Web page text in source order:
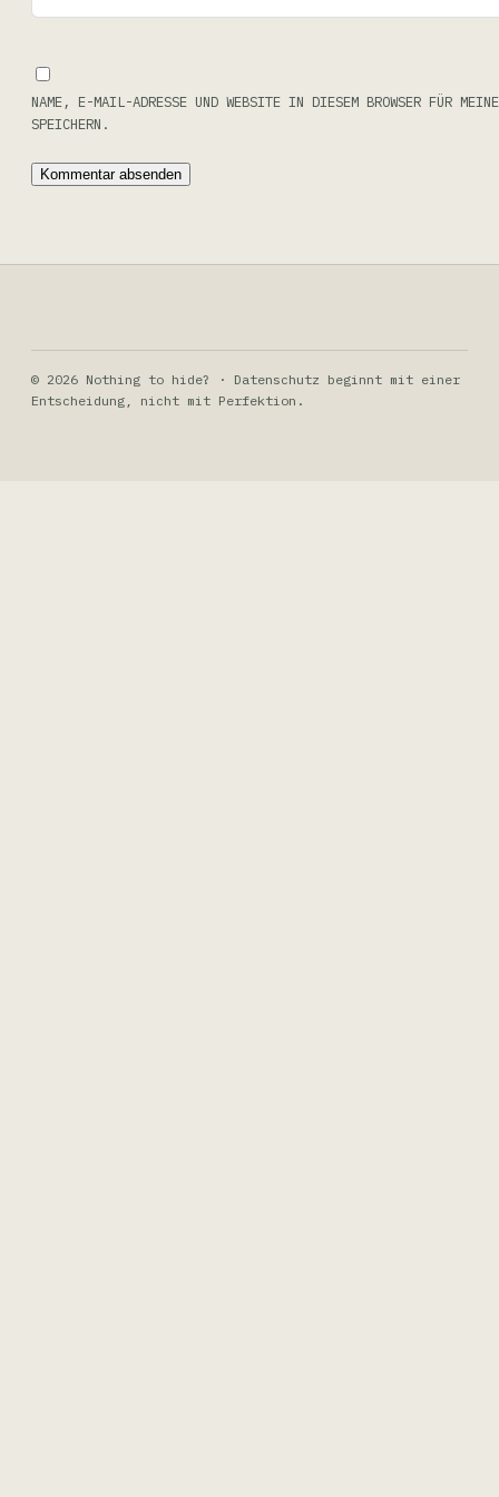
NAME, E-MAIL-ADRESSE UND WEBSITE IN DIESEM BROWSER FÜR
SPEICHERN.
© 2026 Nothing to hide? · Datenschutz beginnt mit einer
Entscheidung, nicht mit Perfektion.